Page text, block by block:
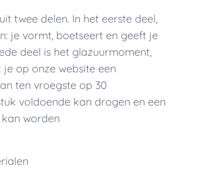
twee delen. In het eerste deel,
je vormt, boetseert en geeft je
deel is het glazuurmoment,
op onze website een
ten vroegste op 30
voldoende kan drogen en een
worden